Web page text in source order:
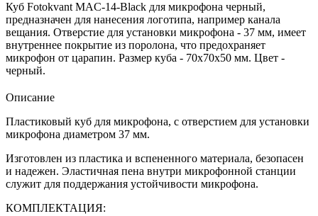
Куб Fotokvant MAC-14-Black для микрофона черный,
предназначен для нанесения логотипа, например канала
вещания. Отверстие для установки микрофона - 37 мм, имеет
внутреннее покрытие из поролона, что предохраняет
микрофон от царапин. Размер куба - 70х70х50 мм. Цвет -
черный.
Описание
Пластиковый куб для микрофона, с отверстием для установки
микрофона диаметром 37 мм.
Изготовлен из пластика и вспененного материала, безопасен
и надежен. Эластичная пена внутри микрофонной станции
служит для поддержания устойчивости микрофона.
КОМПЛЕКТАЦИЯ: